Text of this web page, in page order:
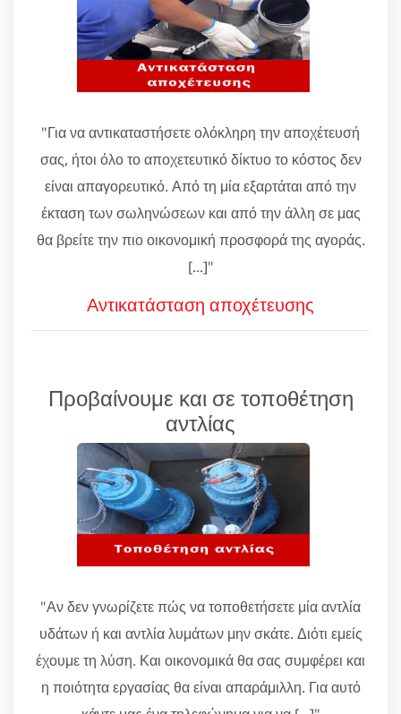
"Για να αντικαταστήσετε ολόκληρη την αποχέτευσή
σας, ήτοι όλο το αποχετευτικό δίκτυο το κόστος δεν
είναι απαγορευτικό. Από τη μία εξαρτάται από την
έκταση των σωληνώσεων και από την άλλη σε μας
θα βρείτε την πιο οικονομική προσφορά της αγοράς.
[...]"
Αντικατάσταση αποχέτευσης
Προβαίνουμε και σε τοποθέτηση
αντλίας
"Αν δεν γνωρίζετε πώς να τοποθετήσετε μία αντλία
υδάτων ή και αντλία λυμάτων μην σκάτε. Διότι εμείς
έχουμε τη λύση. Και οικονομικά θα σας συμφέρει και
η ποιότητα εργασίας θα είναι απαράμιλλη. Για αυτό